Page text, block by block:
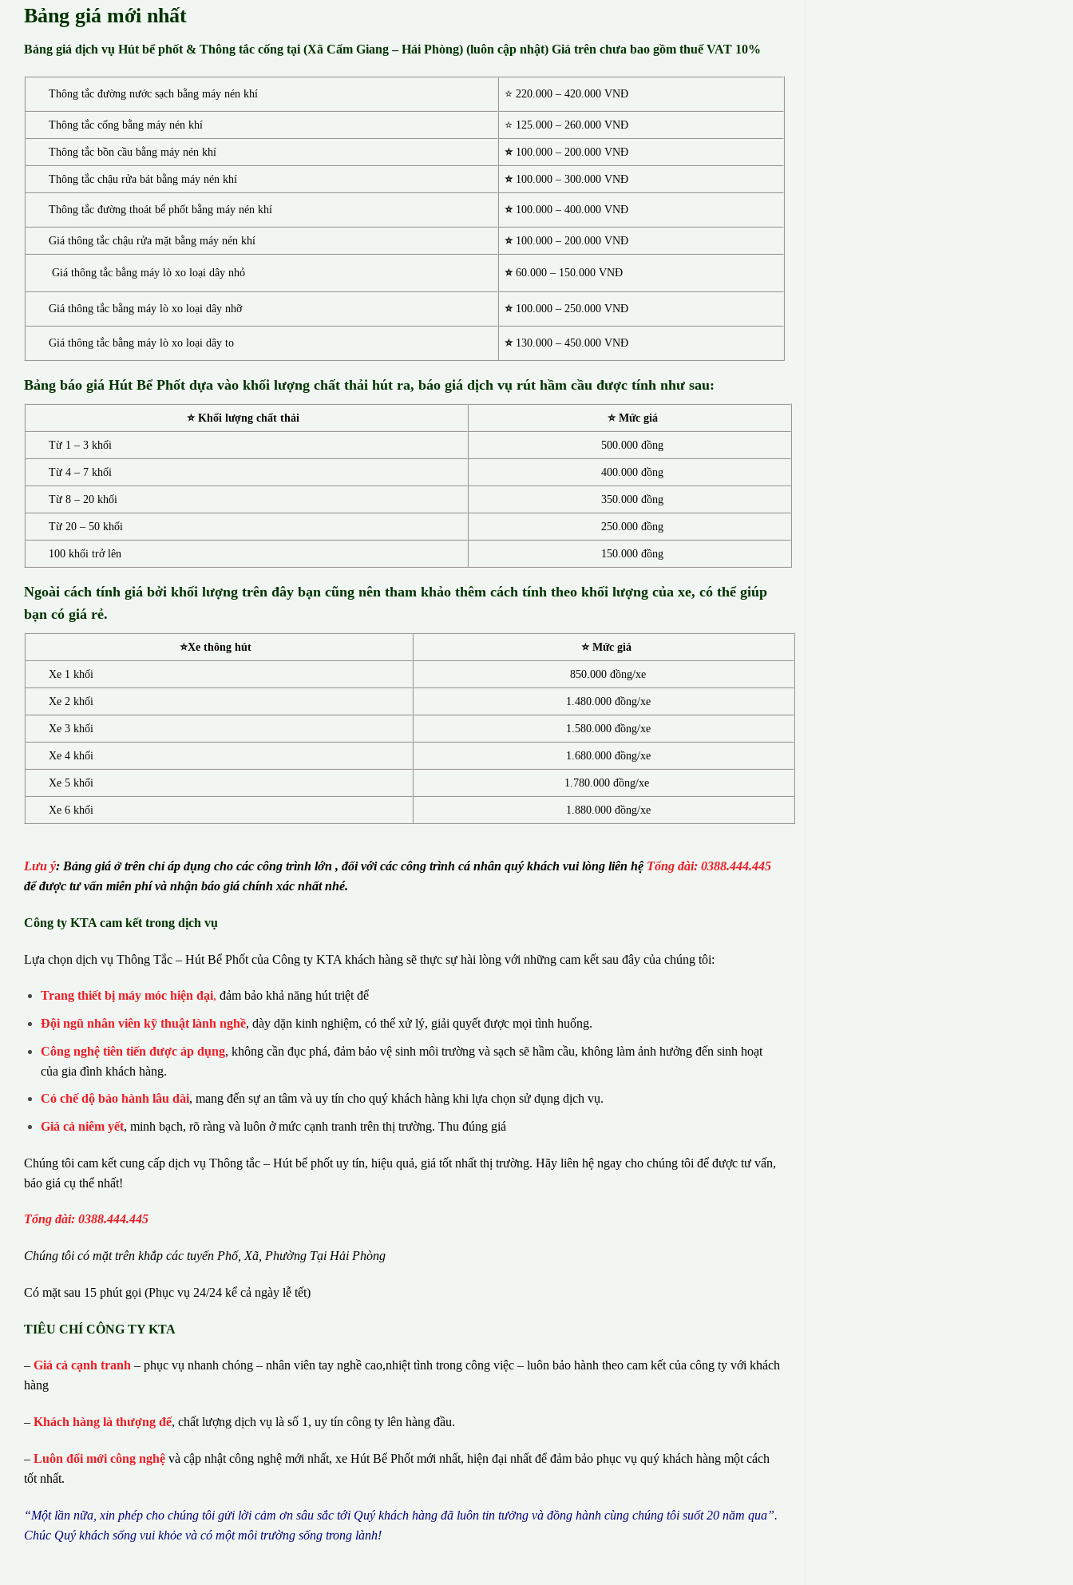
Bảng giá mới nhất
Bảng giá dịch vụ Hút bể phốt & Thông tắc cống tại (Xã Cẩm Giang – Hải Phòng) (luôn cập nhật) Giá trên chưa bao gồm thuế VAT 10%
Thông tắc đường nước sạch bằng máy nén khí ⭐ 220.000 – 420.000 VNĐ
Thông tắc cống bằng máy nén khí ⭐ 125.000 – 260.000 VNĐ
Thông tắc bồn cầu bằng máy nén khí ⭐ 100.000 – 200.000 VNĐ
Thông tắc chậu rửa bát bằng máy nén khí ⭐100.000 – 300.000 VNĐ
Thông tắc đường thoát bể phốt bằng máy nén khí ⭐100.000 – 400.000 VNĐ
Giá thông tắc chậu rửa mặt bằng máy nén khí ⭐100.000 – 200.000 VNĐ
Giá thông tắc bằng máy lò xo loại dây nhỏ ⭐60.000 – 150.000 VNĐ
Giá thông tắc bằng máy lò xo loại dây nhỡ ⭐ 100.000 – 250.000 VNĐ
Giá thông tắc bằng máy lò xo loại dây to ⭐130.000 – 450.000 VNĐ
Bảng báo giá Hút Bể Phốt dựa vào khối lượng chất thải hút ra, báo giá dịch vụ rút hầm cầu được tính như sau:
⭐ Khối lượng chất thải ⭐ Mức giá
Từ 1 – 3 khối 500.000 đồng
Từ 4 – 7 khối 400.000 đồng
Từ 8 – 20 khối 350.000 đồng
Từ 20 – 50 khối 250.000 đồng
100 khối trở lên 150.000 đồng
Ngoài cách tính giá bởi khối lượng trên đây bạn cũng nên tham khảo thêm cách tính theo khối lượng của xe, có thể giúp
bạn có giá rẻ.
⭐Xe thông hút ⭐ Mức giá
Xe 1 khối 850.000 đồng/xe
Xe 2 khối 1.480.000 đồng/xe
Xe 3 khối 1.580.000 đồng/xe
Xe 4 khối 1.680.000 đồng/xe
Xe 5 khối 1.780.000 đồng/xe
Xe 6 khối 1.880.000 đồng/xe
Lưu ý: Bảng giá ở trên chỉ áp dụng cho các công trình lớn , đối với các công trình cá nhân quý khách vui lòng liên hệ Tổng đài: 0388.444.445
để được tư vấn miễn phí và nhận báo giá chính xác nhất nhé.
Công ty KTA cam kết trong dịch vụ
Lựa chọn dịch vụ Thông Tắc – Hút Bể Phốt của Công ty KTA khách hàng sẽ thực sự hài lòng với những cam kết sau đây của chúng tôi:
Trang thiết bị máy móc hiện đại, đảm bảo khả năng hút triệt để
Đội ngũ nhân viên kỹ thuật lành nghề, dày dặn kinh nghiệm, có thể xử lý, giải quyết được mọi tình huống.
Công nghệ tiên tiến được áp dụng, không cần đục phá, đảm bảo vệ sinh môi trường và sạch sẽ hầm cầu, không làm ảnh hưởng đến sinh hoạt
của gia đình khách hàng.
Có chế dộ bảo hành lâu dài, mang đến sự an tâm và uy tín cho quý khách hàng khi lựa chọn sử dụng dịch vụ.
Giá cả niêm yết, minh bạch, rõ ràng và luôn ở mức cạnh tranh trên thị trường. Thu đúng giá
Chúng tôi cam kết cung cấp dịch vụ Thông tắc – Hút bể phốt uy tín, hiệu quả, giá tốt nhất thị trường. Hãy liên hệ ngay cho chúng tôi để được tư vấn,
báo giá cụ thể nhất!
Tổng đài: 0388.444.445
Chúng tôi có mặt trên khắp các tuyến Phố, Xã, Phường Tại Hải Phòng
Có mặt sau 15 phút gọi (Phục vụ 24/24 kể cả ngày lễ tết)
TIÊU CHÍ CÔNG TY KTA
– Giá cả cạnh tranh – phục vụ nhanh chóng – nhân viên tay nghề cao,nhiệt tình trong công việc – luôn bảo hành theo cam kết của công ty với khách
hàng
– Khách hàng là thượng đế, chất lượng dịch vụ là số 1, uy tín công ty lên hàng đầu.
– Luôn đổi mới công nghệ và cập nhật công nghệ mới nhất, xe Hút Bể Phốt mới nhất, hiện đại nhất để đảm bảo phục vụ quý khách hàng một cách
tốt nhất.
“Một lần nữa, xin phép cho chúng tôi gửi lời cảm ơn sâu sắc tới Quý khách hàng đã luôn tin tưởng và đồng hành cùng chúng tôi suốt 20 năm qua”.
Chúc Quý khách sống vui khỏe và có một môi trường sống trong lành!